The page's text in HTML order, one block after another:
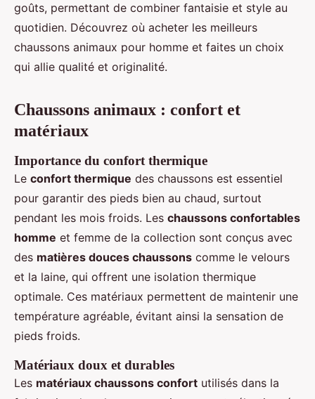
goûts, permettant de combiner fantaisie et style au
quotidien. Découvrez où acheter les meilleurs
chaussons animaux pour homme et faites un choix
qui allie qualité et originalité.
Chaussons animaux : confort et
matériaux
Importance du confort thermique
Le confort thermique des chaussons est essentiel
pour garantir des pieds bien au chaud, surtout
pendant les mois froids. Les chaussons confortables
homme et femme de la collection sont conçus avec
des matières douces chaussons comme le velours
et la laine, qui offrent une isolation thermique
optimale. Ces matériaux permettent de maintenir une
température agréable, évitant ainsi la sensation de
pieds froids.
Matériaux doux et durables
Les matériaux chaussons confort utilisés dans la